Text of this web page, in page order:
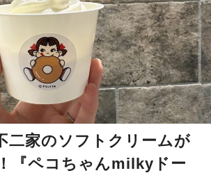
二家のソフトクリームが
『ペコちゃんmilkyドー